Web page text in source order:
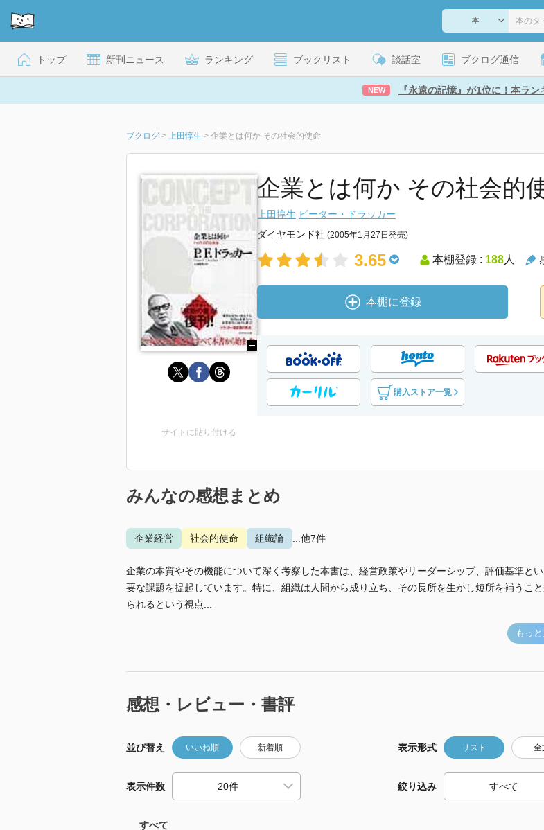
トップ 新刊ニュース ランキング ブックリスト 談話室 ブクログ通信
NEW 『永遠の記憶』が1位に！本ラン
ブクログ > 上田惇生 > 企業とは何か その社会的使命
企業とは何か その社会的
上田惇生 ピーター・ドラッカー
ダイヤモンド社 (2005年1月27日発売)
3.65 本棚登録 : 188人
本棚に登録
購入ストア一覧
サイトに貼り付ける
みんなの感想まとめ
企業経営 社会的使命 組織論 ...他7件
企業の本質やその機能について深く考察した本書は、経営政策やリーダーシップ、評価基準と
要な課題を提起しています。特に、組織は人間から成り立ち、その長所を生かし短所を補うこ
られるという視点...
もっ
感想・レビュー・書評
並び替え いいね順 新着順 表示形式 リスト 全
表示件数 絞り込み
すべて